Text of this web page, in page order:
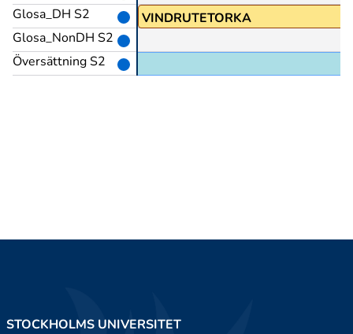
Glosa_DH S2
Glosa_NonDH S2
Översättning S2
VINDRUTETORKA
STOCKHOLMS UNIVERSITET